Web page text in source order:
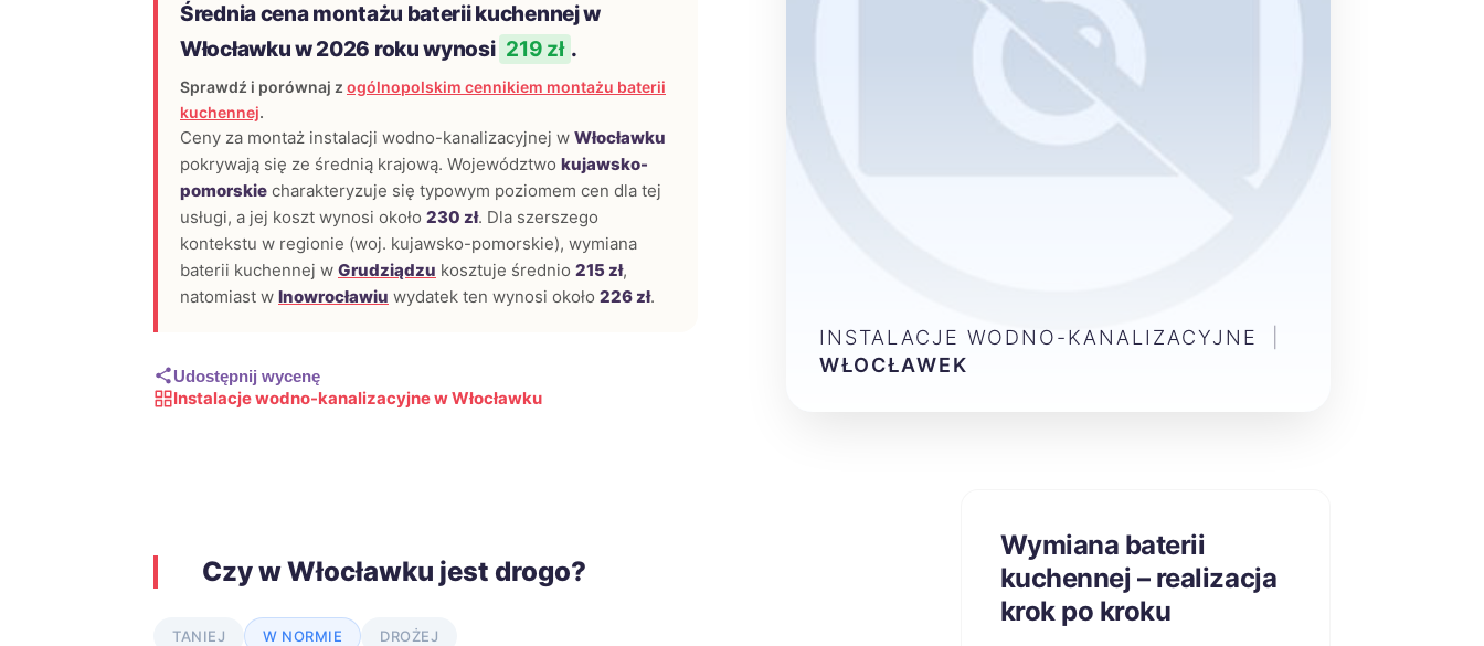
Średnia cena montażu baterii kuchennej w
Włocławku w 2026 roku wynosi 219 zł .
Sprawdź i porównaj z ogólnopolskim cennikiem montażu baterii
kuchennej.
Ceny za montaż instalacji wodno-kanalizacyjnej w Włocławku
pokrywają się ze średnią krajową. Województwo kujawsko-
pomorskie charakteryzuje się typowym poziomem cen dla tej
usługi, a jej koszt wynosi około 230 zł. Dla szerszego
kontekstu w regionie (woj. kujawsko-pomorskie), wymiana
baterii kuchennej w Grudziądzu kosztuje średnio 215 zł,
natomiast w Inowrocławiu wydatek ten wynosi około 226 zł.
Udostępnij wycenę
Instalacje wodno-kanalizacyjne w Włocławku
INSTALACJE WODNO-KANALIZACYJNE
WŁOCŁAWEK
Czy w Włocławku jest drogo?
TANIEJ W NORMIE DROŻEJ
Wymiana baterii
kuchennej – realizacja
krok po kroku